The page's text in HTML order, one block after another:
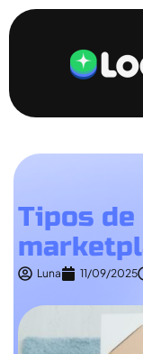
Tipos de
Luna 11/09/2025